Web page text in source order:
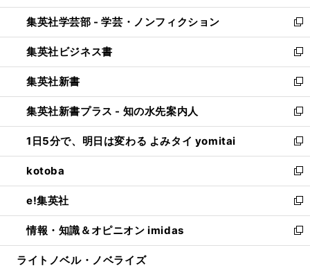
開
く
ウ
で
開
く
ン
ド
ウ
で
開
く
ウ
ィ
ン
ド
ウ
で
開
く
集英社学芸部 - 学芸・ノンフィクション
新
し
い
ウ
ィ
ン
ド
ウ
で
開
く
集英社ビジネス書
新
し
い
ウ
ィ
ン
ド
ウ
で
開
く
集英社新書
新
し
い
ウ
ィ
ン
ド
ウ
で
開
く
集英社新書プラス - 知の水先案内人
新
し
い
ウ
ィ
ン
ド
ウ
で
開
1日5分で、明日は変わる よみタイ yomitai
新
し
い
ウ
ィ
ン
ド
ウ
kotoba
新
し
い
ウ
ィ
ン
e!集英社
新
し
い
ウ
情報・知識＆オピニオン imidas
新
し
ライトノベル・ノベライズ